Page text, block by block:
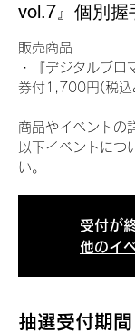
vol.7』個別握
販売商品
・『デジタルブ
券付1,700円(税込
商品やイベントの
以下イベントにつ
い。
受付が
他のイ
抽選受付期間